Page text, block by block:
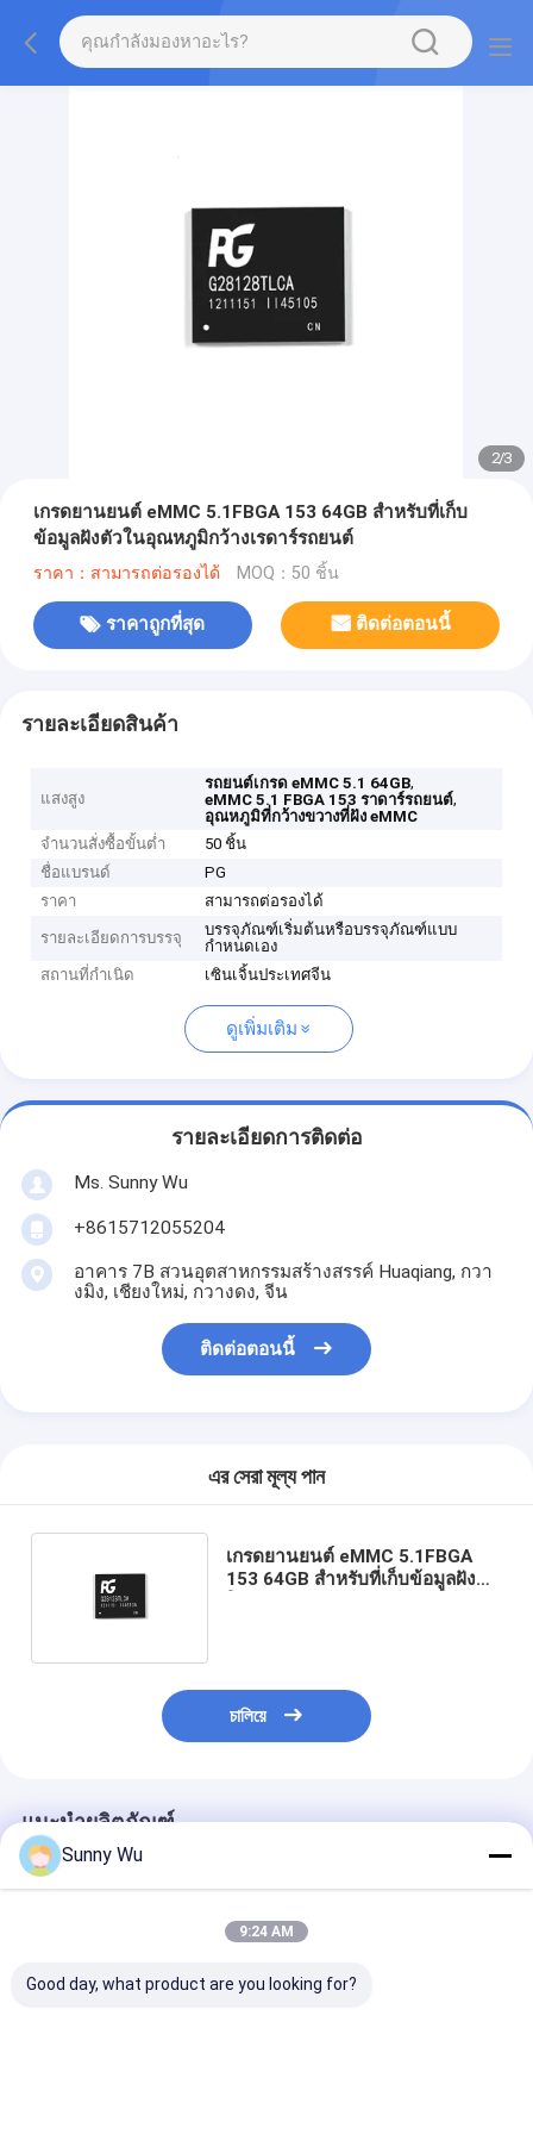
2/3
เกรดยานยนต์ eMMC 5.1FBGA 153 64GB สำหรับที่เก็บ
ข้อมูลฝังตัวในอุณหภูมิกว้างเรดาร์รถยนต์
ราคา：สามารถต่อรองได้ MOQ：50 ชิ้น
ราคาถูกที่สุด ติดต่อตอนนี้
รายละเอียดสินค้า
แสงสูง
รถยนต์เกรด eMMC 5.1 64GB,
eMMC 5.1 FBGA 153 ราดาร์รถยนต์,
อุณหภูมิที่กว้างขวางที่ฝัง eMMC
จำนวนสั่งซื้อขั้นต่ำ
50 ชิ้น
ชื่อแบรนด์
PG
ราคา
สามารถต่อรองได้
รายละเอียดการบรรจุ
บรรจุภัณฑ์เริ่มต้นหรือบรรจุภัณฑ์แบบ
กำหนดเอง
สถานที่กำเนิด
เซินเจิ้นประเทศจีน
ดูเพิ่มเติม
รายละเอียดการติดต่อ
Ms. Sunny Wu
+8615712055204
อาคาร 7B สวนอุตสาหกรรมสร้างสรรค์ Huaqiang, กวา
งมิง, เชียงใหม่, กวางดง, จีน
ติดต่อตอนนี้
এর সেরা মূল্য পান
เกรดยานยนต์ eMMC 5.1FBGA
153 64GB สำหรับที่เก็บข้อมูลฝังตัว
চালিয়ে
แนะนำผลิตภัณฑ์
Sunny Wu
9:24 AM
Good day, what product are you looking for?